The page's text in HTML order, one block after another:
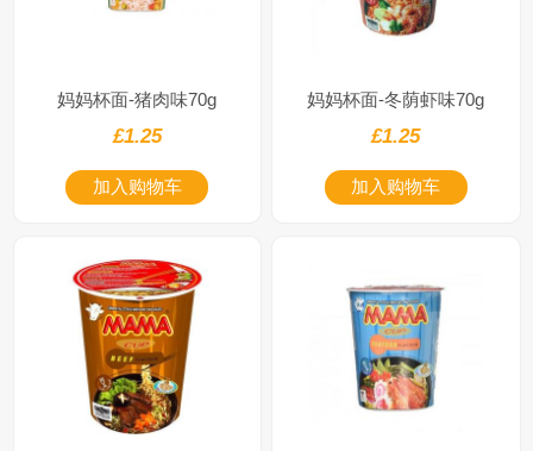
妈妈杯面-猪肉味70g
£1.25
加入购物车
妈妈杯面-冬荫虾味70g
£1.25
加入购物车